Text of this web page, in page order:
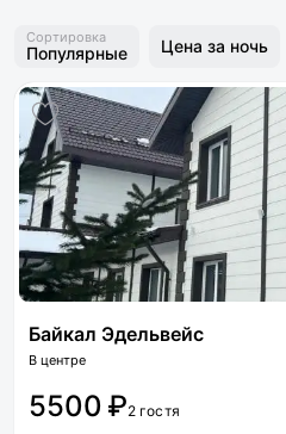
Сортировка
Популярные Цена за ночь
Байкал Эдельвейс
В центре
5500 ₽2 гостя